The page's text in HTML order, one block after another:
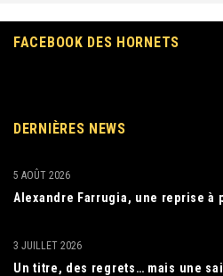
FACEBOOK DES HORNETS
DERNIÈRES NEWS
Alexandre Farrugia, une reprise à
5 AOÛT 2026
Un titre, des regrets… mais une
3 JUILLET 2026